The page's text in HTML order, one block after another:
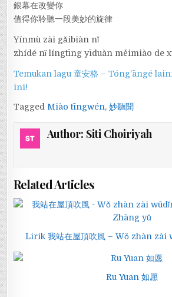
銀幕在改變你
值得你聆聽一段美妙的旋律
Yínmù zài gǎibiàn nǐ
zhídé nǐ língtīng yīduàn měimiào de
Temukan lagu 童安格 – Tóng’āngé
ini!
TaggedMiào tīngwén,妙聽聞
Author: Siti Choiriyah
Related Articles
Lirik 我站在屋頂吹風 – Wǒ zhàn
Ru Yuan 如愿